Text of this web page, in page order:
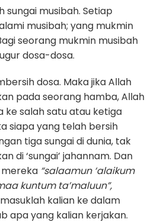
sungai musibah. Setiap
musibah; yang mukmin
seorang mukmin musibah
dosa-dosa.
dosa. Maka jika Allah
pada seorang hamba, Allah
ke salah satu atau ketiga
siapa yang telah bersih
tiga sungai di dunia, tak
di ‘sungai’ jahannam. Dan
“salaamun ‘alaikum
kuntum ta’maluun”,
kalian ke dalam
apa yang kalian kerjakan.